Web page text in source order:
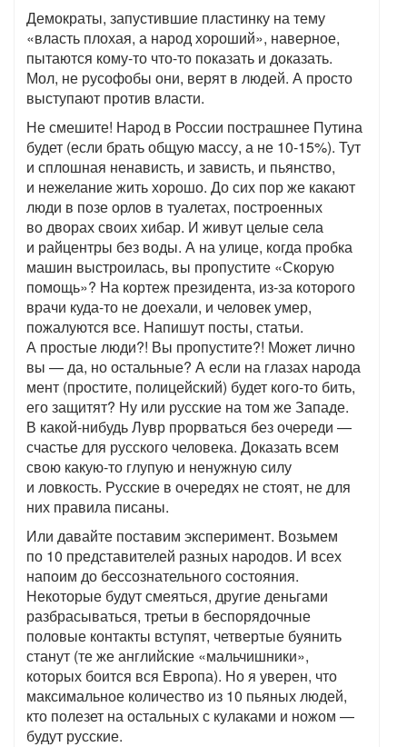
Демократы, запустившие пластинку на тему
«власть плохая, а народ хороший», наверное,
пытаются кому-то что-то показать и доказать.
Мол, не русофобы они, верят в людей. А просто
выступают против власти.
Не смешите! Народ в России пострашнее Путина
будет (если брать общую массу, а не 10-15%). Тут
и сплошная ненависть, и зависть, и пьянство,
и нежелание жить хорошо. До сих пор же какают
люди в позе орлов в туалетах, построенных
во дворах своих хибар. И живут целые села
и райцентры без воды. А на улице, когда пробка
машин выстроилась, вы пропустите «Скорую
помощь»? На кортеж президента, из-за которого
врачи куда-то не доехали, и человек умер,
пожалуются все. Напишут посты, статьи.
А простые люди?! Вы пропустите?! Может лично
вы — да, но остальные? А если на глазах народа
мент (простите, полицейский) будет кого-то бить,
его защитят? Ну или русские на том же Западе.
В какой-нибудь Лувр прорваться без очереди —
счастье для русского человека. Доказать всем
свою какую-то глупую и ненужную силу
и ловкость. Русские в очередях не стоят, не для
них правила писаны.
Или давайте поставим эксперимент. Возьмем
по 10 представителей разных народов. И всех
напоим до бессознательного состояния.
Некоторые будут смеяться, другие деньгами
разбрасываться, третьи в беспорядочные
половые контакты вступят, четвертые буянить
станут (те же английские «мальчишники»,
которых боится вся Европа). Но я уверен, что
максимальное количество из 10 пьяных людей,
кто полезет на остальных с кулаками и ножом —
будут русские.